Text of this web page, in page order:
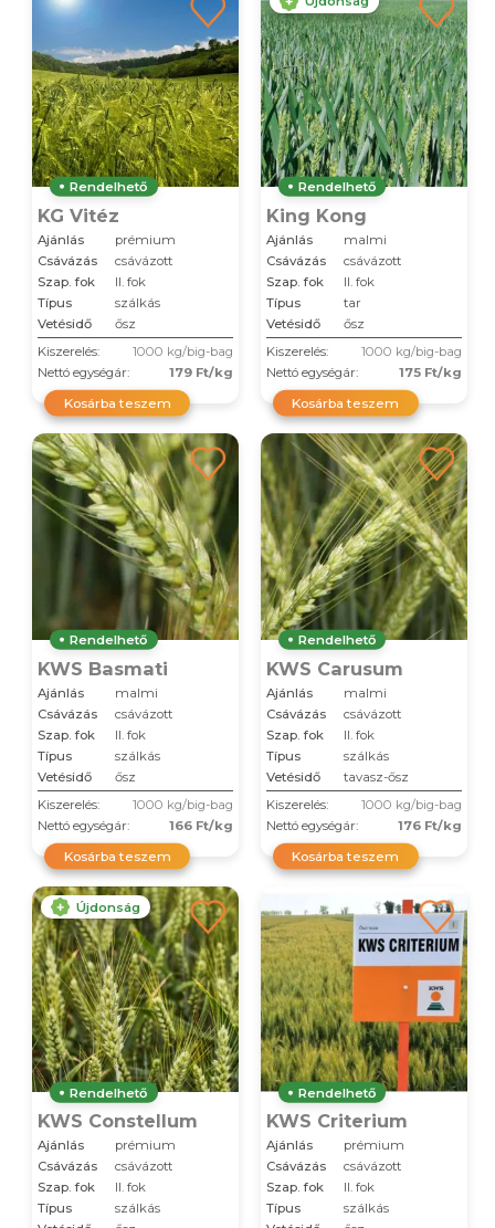
Rendelhető
KG Vitéz
Ajánlás
prémium
Csávázás
csávázott
Szap. fok
II. fok
Típus
szálkás
Vetésidő
ősz
Kiszerelés:
1000 kg/big-bag
Nettó egységár:
179 Ft/kg
Kosárba teszem
Rendelhető
King Kong
Ajánlás
malmi
Csávázás
csávázott
Szap. fok
II. fok
Típus
tar
Vetésidő
ősz
Kiszerelés:
1000 kg/big-bag
Nettó egységár:
175 Ft/kg
Kosárba teszem
Rendelhető
KWS Basmati
Ajánlás
malmi
Csávázás
csávázott
Szap. fok
II. fok
Típus
szálkás
Vetésidő
ősz
Kiszerelés:
1000 kg/big-bag
Nettó egységár:
166 Ft/kg
Kosárba teszem
Rendelhető
KWS Carusum
Ajánlás
malmi
Csávázás
csávázott
Szap. fok
II. fok
Típus
szálkás
Vetésidő
tavasz-ősz
Kiszerelés:
1000 kg/big-bag
Nettó egységár:
176 Ft/kg
Kosárba teszem
Újdonság
Rendelhető
KWS Constellum
Ajánlás
prémium
Csávázás
csávázott
Szap. fok
II. fok
Típus
szálkás
Rendelhető
KWS Criterium
Ajánlás
prémium
Csávázás
csávázott
Szap. fok
II. fok
Típus
szálkás